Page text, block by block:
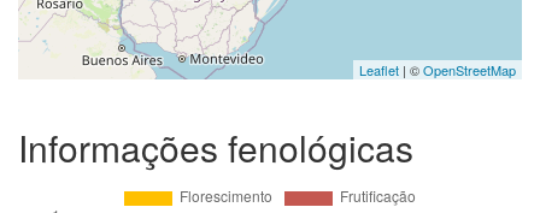
Leaflet | ©OpenStreetMap
Informações fenológicas